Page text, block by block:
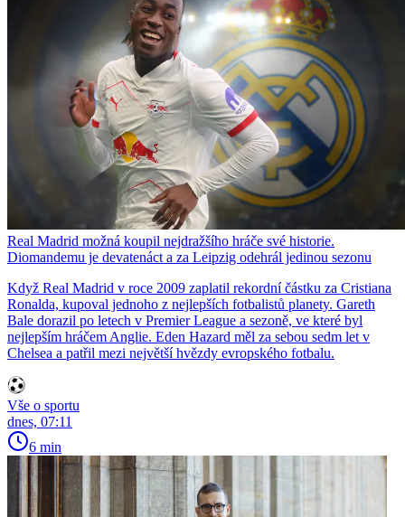
Real Madrid možná koupil nejdražšího hráče své historie.
Diomandemu je devatenáct a za Leipzig odehrál jedinou sezonu
Když Real Madrid v roce 2009 zaplatil rekordní částku za Cristiana
Ronalda, kupoval jednoho z nejlepších fotbalistů planety. Gareth
Bale dorazil po letech v Premier League a sezoně, ve které byl
nejlepším hráčem Anglie. Eden Hazard měl za sebou sedm let v
Chelsea a patřil mezi největší hvězdy evropského fotbalu.
Vše o sportu
dnes, 07:11
6 min